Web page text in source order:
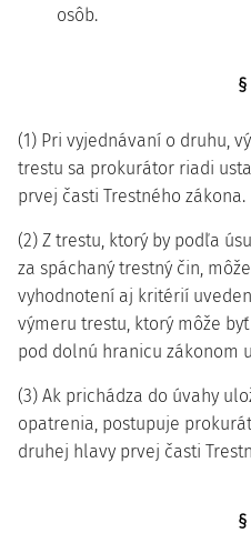
osôb.
§
(1) Pri vyjednávaní o druhu,
trestu sa prokurátor riadi
prvej časti Trestného zákona.
(2) Z trestu, ktorý by podľa
za spáchaný trestný čin,
vyhodnotení aj kritérií
výmeru trestu, ktorý môže
pod dolnú hranicu zákonom
(3) Ak prichádza do úvahy
opatrenia, postupuje
druhej hlavy prvej časti
§